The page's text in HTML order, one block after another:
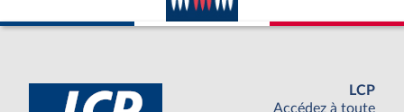
LCP
Accédez à toute